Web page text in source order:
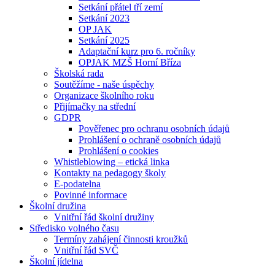
Setkání přátel tří zemí
Setkání 2023
OP JAK
Setkání 2025
Adaptační kurz pro 6. ročníky
OPJAK MZŠ Horní Bříza
Školská rada
Soutěžíme - naše úspěchy
Organizace školního roku
Přijímačky na střední
GDPR
Pověřenec pro ochranu osobních údajů
Prohlášení o ochraně osobních údajů
Prohlášení o cookies
Whistleblowing – etická linka
Kontakty na pedagogy školy
E-podatelna
Povinné informace
Školní družina
Vnitřní řád školní družiny
Středisko volného času
Termíny zahájení činnosti kroužků
Vnitřní řád SVČ
Školní jídelna